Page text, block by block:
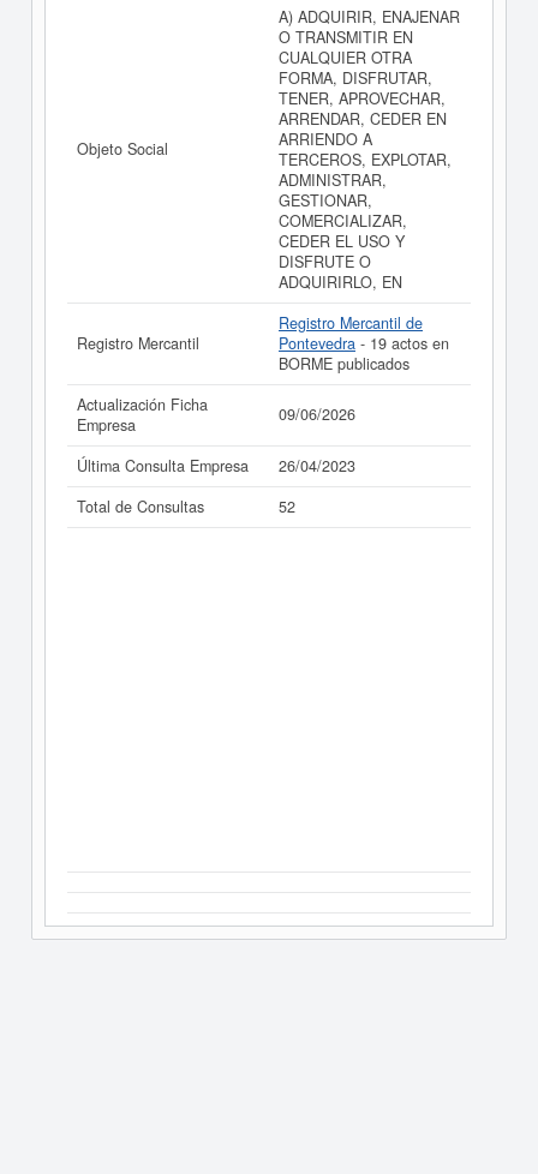
cuentas de resultados disponibles.
La última actualización del informe de empresa se ha
realizado el 09/06/2026.
Objeto Social
A) ADQUIRIR, ENAJENAR
O TRANSMITIR EN
CUALQUIER OTRA
FORMA, DISFRUTAR,
TENER, APROVECHAR,
ARRENDAR, CEDER EN
ARRIENDO A
TERCEROS, EXPLOTAR,
ADMINISTRAR,
GESTIONAR,
COMERCIALIZAR,
CEDER EL USO Y
DISFRUTE O
ADQUIRIRLO, EN
Registro Mercantil
Registro Mercantil de
Pontevedra - 19 actos en
BORME publicados
Actualización Ficha
Empresa
09/06/2026
Última Consulta Empresa
26/04/2023
Total de Consultas
52